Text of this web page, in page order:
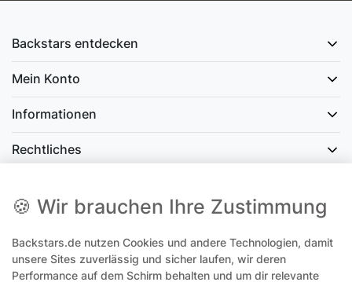
Backstars entdecken
Mein Konto
Informationen
Rechtliches
office@backstars.de
Wir antworten Ihnen schnellstmöglich. An Sonn- und Feiertagen kann
🍪 Wir brauchen Ihre Zustimmung
Backstars.de nutzen Cookies und andere Technologien, damit
unsere Sites zuverlässig und sicher laufen, wir deren
Performance auf dem Schirm behalten und um dir relevante